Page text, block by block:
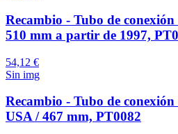
Recambio - Tubo de
510 mm a partir de 1997,
54,12 €
Sin img
Recambio - Tubo de
USA / 467 mm, PT0082